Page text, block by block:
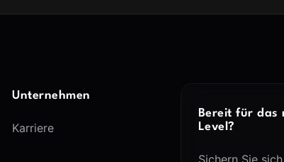
Unternehmen
Karriere
Bereit für das
Level?
Sichern Sie